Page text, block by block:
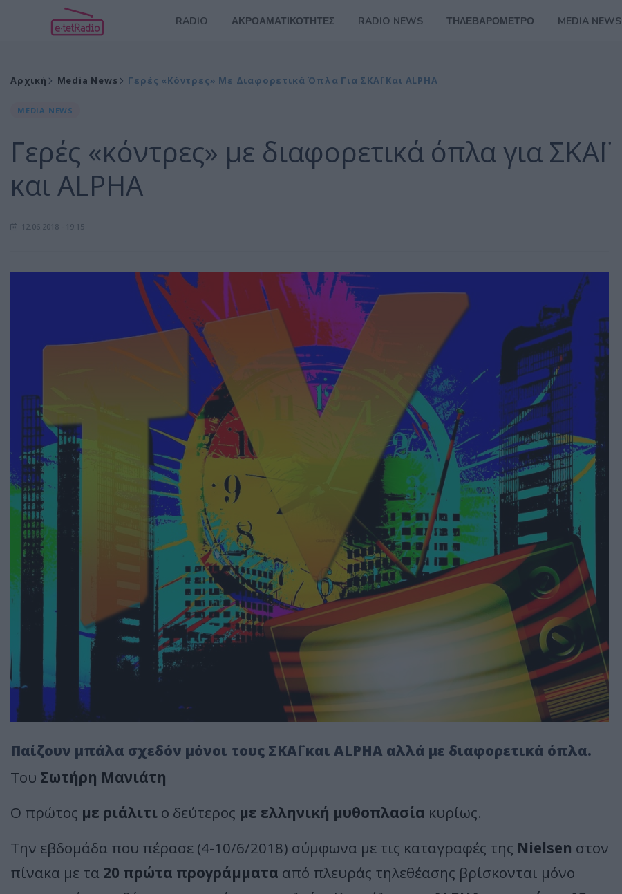
RADIO ΑΚΡΟΑΜΑΤΙΚΟΤΗΤΕΣ RADIO NEWS ΤΗΛΕΒΑΡΟΜΕΤΡΟ MEDIA NEWS
Αρχική Media News Γερές «κόντρες» Με Διαφορετικά Όπλα Για ΣΚΑΪ Και ALPHA
MEDIA NEWS
Γερές «κόντρες» με διαφορετικά όπλα για ΣΚΑΪ
και ALPHA
12.06.2018 - 19:15
Παίζουν μπάλα σχεδόν μόνοι τους ΣΚΑΪ και ALPHA αλλά με διαφορετικά όπλα.
Του Σωτήρη Μανιάτη
Ο πρώτος με ριάλιτι ο δεύτερος με ελληνική μυθοπλασία κυρίως.
Την εβδομάδα που πέρασε (4-10/6/2018) σύμφωνα με τις καταγραφές της Nielsen στον
πίνακα με τα 20 πρώτα προγράμματα από πλευράς τηλεθέασης βρίσκονται μόνο